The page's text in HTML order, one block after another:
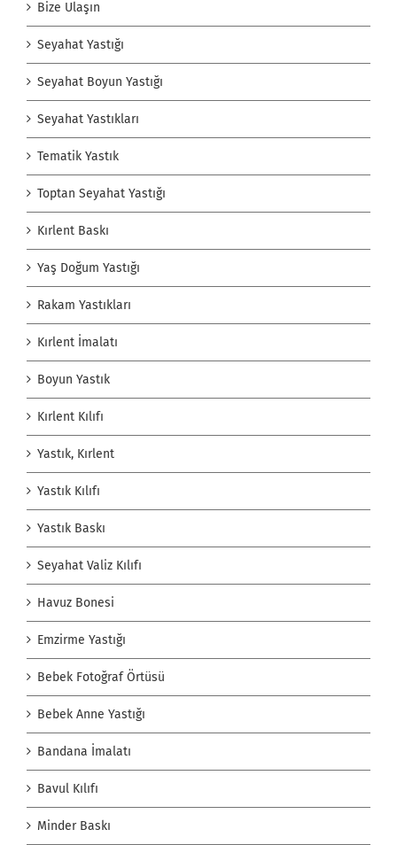
Bize Ulaşın
Seyahat Yastığı
Seyahat Boyun Yastığı
Seyahat Yastıkları
Tematik Yastık
Toptan Seyahat Yastığı
Kırlent Baskı
Yaş Doğum Yastığı
Rakam Yastıkları
Kırlent İmalatı
Boyun Yastık
Kırlent Kılıfı
Yastık, Kırlent
Yastık Kılıfı
Yastık Baskı
Seyahat Valiz Kılıfı
Havuz Bonesi
Emzirme Yastığı
Bebek Fotoğraf Örtüsü
Bebek Anne Yastığı
Bandana İmalatı
Bavul Kılıfı
Minder Baskı